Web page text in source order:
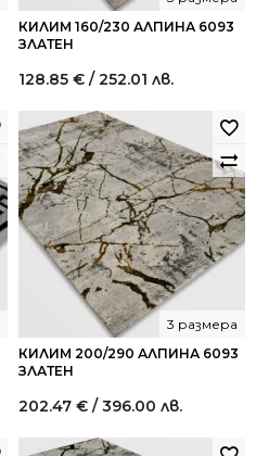
КИЛИМ 160/230 АЛПИНА 6093
ЗЛАТЕН
128.85 € / 252.01 лв.
КИЛИМ 200/290 АЛПИНА 6093
ЗЛАТЕН
3 размера
202.47 € / 396.00 лв.